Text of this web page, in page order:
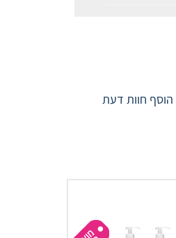
הוסף חוות דעת